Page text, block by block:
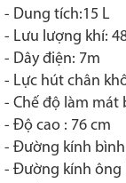
- Dung tích:15 L
- Lưu lượng khí:
- Dây điện: 7m
- Lực hút chân
- Chế độ làm mát
- Độ cao : 76 cm
- Đường kính
- Đường kính ông